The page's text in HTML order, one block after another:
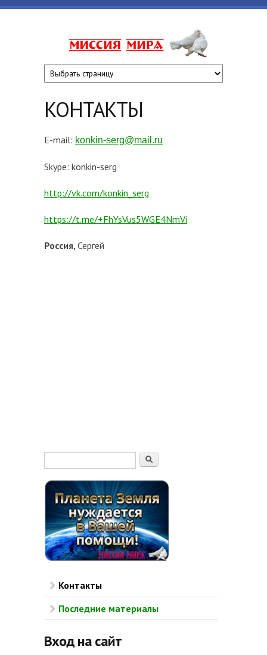
КОНТАКТЫ
E-mail: konkin-serg@mail.ru
Skype: konkin-serg
http://vk.com/konkin_serg
https://t.me/+FhYsVus5WGE4NmVi
Россия, Сергей
Поиск
Контакты
Последние материалы
Вход на сайт